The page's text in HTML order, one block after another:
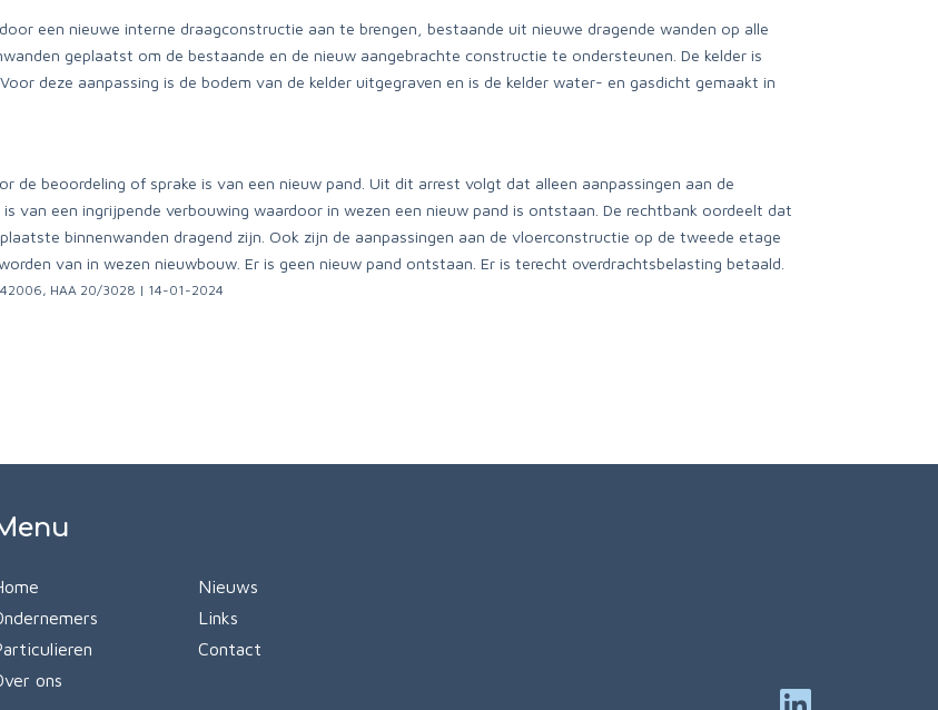
een nieuwe interne draagconstructie aan te brengen, bestaande uit nieuwe dragende wanden op alle
geplaatst om de bestaande en de nieuw aangebrachte constructie te ondersteunen. De kelder is
deze aanpassing is de bodem van de kelder uitgegraven en is de kelder water- en gasdicht gemaakt in
de beoordeling of sprake is van een nieuw pand. Uit dit arrest volgt dat alleen aanpassingen aan de
van een ingrijpende verbouwing waardoor in wezen een nieuw pand is ontstaan. De rechtbank oordeelt dat
binnenwanden dragend zijn. Ook zijn de aanpassingen aan de vloerconstructie op de tweede etage
van in wezen nieuwbouw. Er is geen nieuw pand ontstaan. Er is terecht overdrachtsbelasting betaald.
HAA 20/3028 | 14-01-2024
ons
Nieuws
Links
Contact